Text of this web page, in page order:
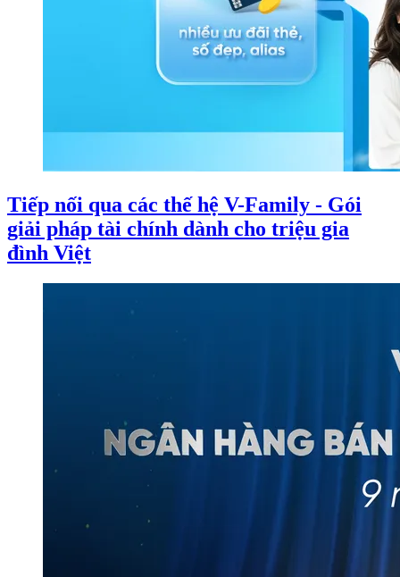
Tiếp nối qua các thế hệ V-Family - Gói
giải pháp tài chính dành cho triệu gia
đình Việt